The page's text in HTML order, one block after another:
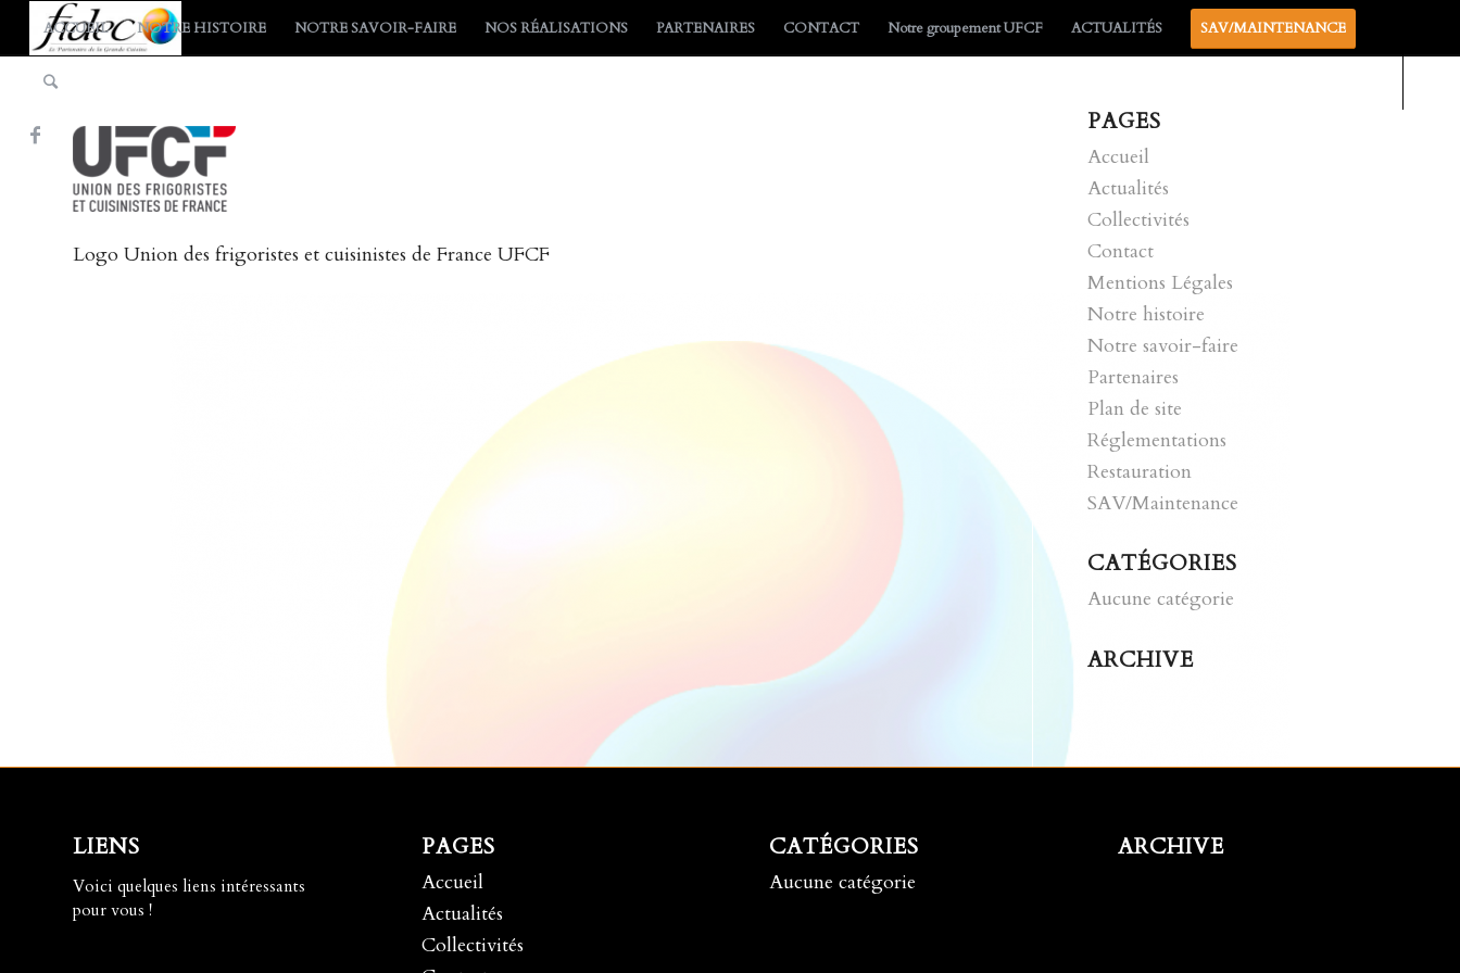
ACCUEIL NOTRE HISTOIRE NOTRE SAVOIR-FAIRE NOS RÉALISATIONS PARTENAIRES CONTACT Notre groupement UFCF ACTUALITÉS SAV/MAINTENANCE
Logo Union des frigoristes et cuisinistes de France UFCF
PAGES
Accueil
Actualités
Collectivités
Contact
Mentions Légales
Notre histoire
Notre savoir-faire
Partenaires
Plan de site
Réglementations
Restauration
SAV/Maintenance
CATÉGORIES
Aucune catégorie
ARCHIVE
LIENS
Voici quelques liens intéressants
pour vous !
PAGES
Accueil
Actualités
Collectivités
CATÉGORIES
Aucune catégorie
ARCHIVE